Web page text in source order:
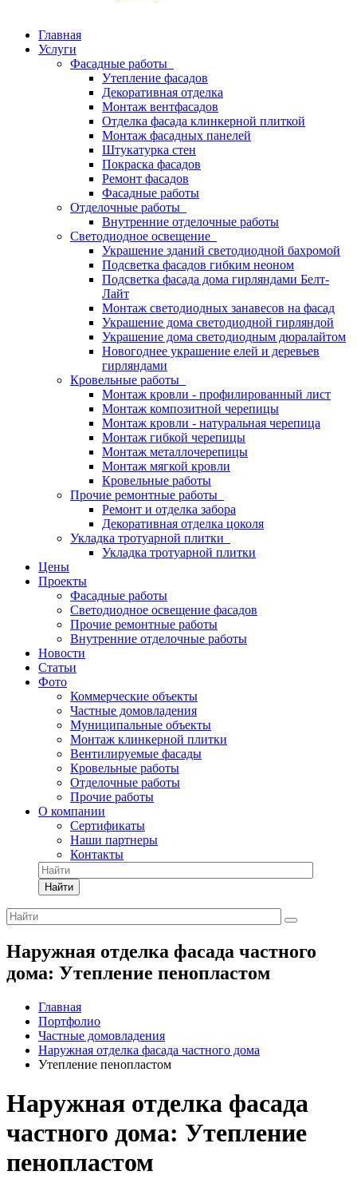
Главная
Услуги
Фасадные работы
Утепление фасадов
Декоративная отделка
Монтаж вентфасадов
Отделка фасада клинкерной плиткой
Монтаж фасадных панелей
Штукатурка стен
Покраска фасадов
Ремонт фасадов
Фасадные работы
Отделочные работы
Внутренние отделочные работы
Светодиодное освещение
Украшение зданий светодиодной бахромой
Подсветка фасадов гибким неоном
Подсветка фасада дома гирляндами Белт-
Лайт
Монтаж светодиодных занавесов на фасад
Украшение дома светодиодной гирляндой
Украшение дома светодиодным дюралайтом
Новогоднее украшение елей и деревьев
гирляндами
Кровельные работы
Монтаж кровли - профилированный лист
Монтаж композитной черепицы
Монтаж кровли - натуральная черепица
Монтаж гибкой черепицы
Монтаж металлочерепицы
Монтаж мягкой кровли
Кровельные работы
Прочие ремонтные работы
Ремонт и отделка забора
Декоративная отделка цоколя
Укладка тротуарной плитки
Укладка тротуарной плитки
Цены
Проекты
Фасадные работы
Светодиодное освещение фасадов
Прочие ремонтные работы
Внутренние отделочные работы
Новости
Статьи
Фото
Коммерческие объекты
Частные домовладения
Муниципальные объекты
Монтаж клинкерной плитки
Вентилируемые фасады
Кровельные работы
Отделочные работы
Прочие работы
О компании
Сертификаты
Наши партнеры
Контакты
Найти
Наружная отделка фасада частного
дома: Утепление пенопластом
Главная
Портфолио
Частные домовладения
Наружная отделка фасада частного дома
Утепление пенопластом
Наружная отделка фасада
частного дома: Утепление
пенопластом